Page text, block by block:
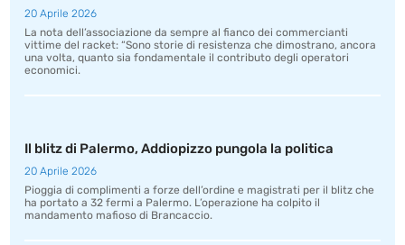
20 Aprile 2026
La nota dell’associazione da sempre al fianco dei commercianti
vittime del racket: “Sono storie di resistenza che dimostrano, ancora
una volta, quanto sia fondamentale il contributo degli operatori
economici.
Il blitz di Palermo, Addiopizzo pungola la politica
20 Aprile 2026
Pioggia di complimenti a forze dell’ordine e magistrati per il blitz che
ha portato a 32 fermi a Palermo. L’operazione ha colpito il
mandamento mafioso di Brancaccio.